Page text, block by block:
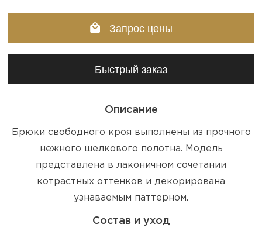
Запрос цены
Быстрый заказ
Описание
Брюки свободного кроя выполнены из прочного
нежного шелкового полотна. Модель
представлена в лаконичном сочетании
котрастных оттенков и декорирована
узнаваемым паттерном.
Состав и уход